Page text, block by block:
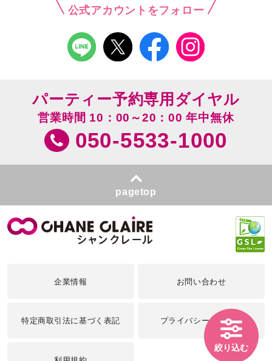
公式アカウントをフォロー
絞り込む
パーティー予約専用ダイヤル
営業時間 10：00～20：00 年中無休
050-5533-1000
pagetop
企業情報 お問い合わせ
特定商取引法に基づく表記 プライバシーポリシー